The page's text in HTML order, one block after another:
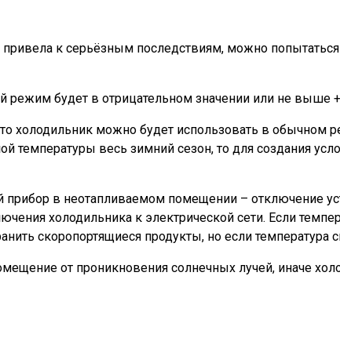
к серьёзным последствиям, можно
режим будет в отрицательном значении или не выше
то холодильник можно будет использовать в
температуры весь зимний сезон, то для создания
прибор в неотапливаемом помещении – отключение
холодильника к электрической сети. Если
скоропортящиеся продукты, но если температура
от проникновения солнечных лучей, иначе